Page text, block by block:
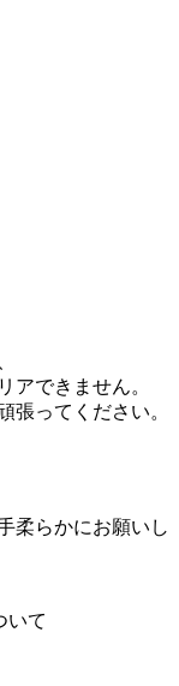
アできません。
張ってください。
柔らかにお願いし
いて